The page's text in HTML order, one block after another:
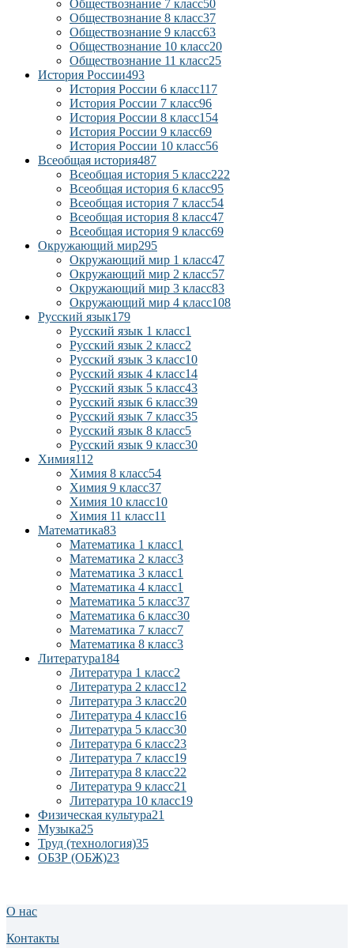
Обществознание 7 класс50
Обществознание 8 класс37
Обществознание 9 класс63
Обществознание 10 класс20
Обществознание 11 класс25
История России493
История России 6 класс117
История России 7 класс96
История России 8 класс154
История России 9 класс69
История России 10 класс56
Всеобщая история487
Всеобщая история 5 класс222
Всеобщая история 6 класс95
Всеобщая история 7 класс54
Всеобщая история 8 класс47
Всеобщая история 9 класс69
Окружающий мир295
Окружающий мир 1 класс47
Окружающий мир 2 класс57
Окружающий мир 3 класс83
Окружающий мир 4 класс108
Русский язык179
Русский язык 1 класс1
Русский язык 2 класс2
Русский язык 3 класс10
Русский язык 4 класс14
Русский язык 5 класс43
Русский язык 6 класс39
Русский язык 7 класс35
Русский язык 8 класс5
Русский язык 9 класс30
Химия112
Химия 8 класс54
Химия 9 класс37
Химия 10 класс10
Химия 11 класс11
Математика83
Математика 1 класс1
Математика 2 класс3
Математика 3 класс1
Математика 4 класс1
Математика 5 класс37
Математика 6 класс30
Математика 7 класс7
Математика 8 класс3
Литература184
Литература 1 класс2
Литература 2 класс12
Литература 3 класс20
Литература 4 класс16
Литература 5 класс30
Литература 6 класс23
Литература 7 класс19
Литература 8 класс22
Литература 9 класс21
Литература 10 класс19
Физическая культура21
Музыка25
Труд (технология)35
ОБЗР (ОБЖ)23
О нас
Контакты